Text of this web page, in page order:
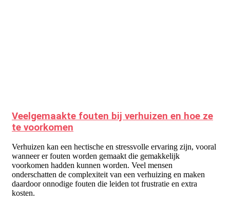
Veelgemaakte fouten bij verhuizen en hoe ze
te voorkomen
Verhuizen kan een hectische en stressvolle ervaring zijn, vooral
wanneer er fouten worden gemaakt die gemakkelijk
voorkomen hadden kunnen worden. Veel mensen
onderschatten de complexiteit van een verhuizing en maken
daardoor onnodige fouten die leiden tot frustratie en extra
kosten.